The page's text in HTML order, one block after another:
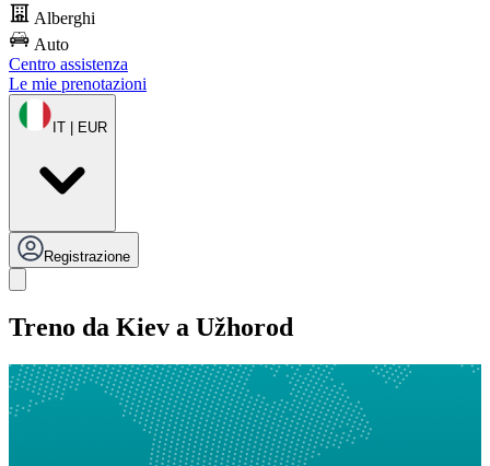
Alberghi
Auto
Centro assistenza
Le mie prenotazioni
IT | EUR
Registrazione
Treno da Kiev a Užhorod